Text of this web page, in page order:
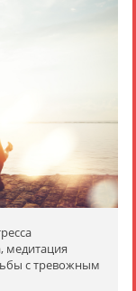
медитация
с тревожным